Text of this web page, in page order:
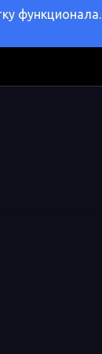
функционала.